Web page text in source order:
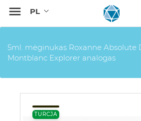

5ml. mėginukas Roxanne Absolute
Montblanc Explorer analogas
TURCJA